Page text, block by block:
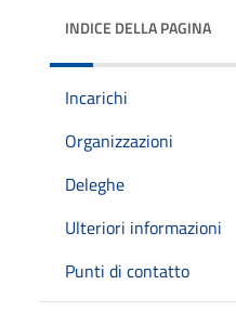
INDICE DELLA PAGINA
Incarichi
Organizzazioni
Deleghe
Ulteriori informazioni
Punti di contatto